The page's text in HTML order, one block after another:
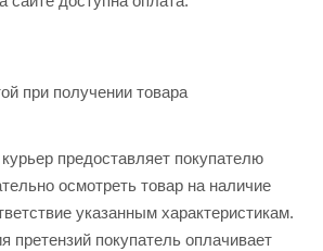
при получении товара
предоставляет покупателю
осмотреть товар на наличие
указанным характеристикам.
претензий покупатель оплачивает